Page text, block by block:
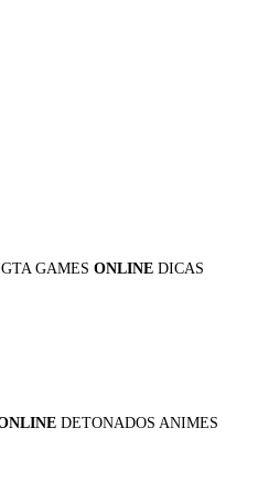
GAMES ONLINEDICAS
DETONADOS ANIMES